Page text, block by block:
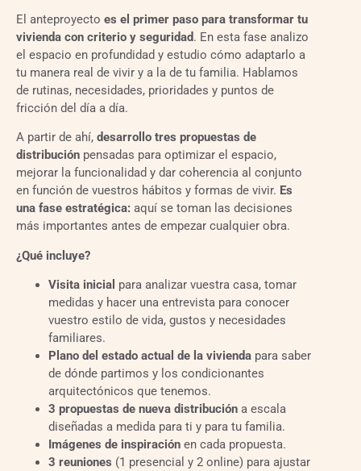
El anteproyecto es el primer paso para transformar tu
vivienda con criterio y seguridad. En esta fase analizo
el espacio en profundidad y estudio cómo adaptarlo a
tu manera real de vivir y a la de tu familia. Hablamos
de rutinas, necesidades, prioridades y puntos de
fricción del día a día.
A partir de ahí, desarrollo tres propuestas de
distribución pensadas para optimizar el espacio,
mejorar la funcionalidad y dar coherencia al conjunto
en función de vuestros hábitos y formas de vivir. Es
una fase estratégica: aquí se toman las decisiones
más importantes antes de empezar cualquier obra.
¿Qué incluye?
Visita inicial para analizar vuestra casa, tomar
medidas y hacer una entrevista para conocer
vuestro estilo de vida, gustos y necesidades
familiares.
Plano del estado actual de la vivienda para saber
de dónde partimos y los condicionantes
arquitectónicos que tenemos.
3 propuestas de nueva distribución a escala
diseñadas a medida para ti y para tu familia.
Imágenes de inspiración en cada propuesta.
3 reuniones (1 presencial y 2 online) para ajustar